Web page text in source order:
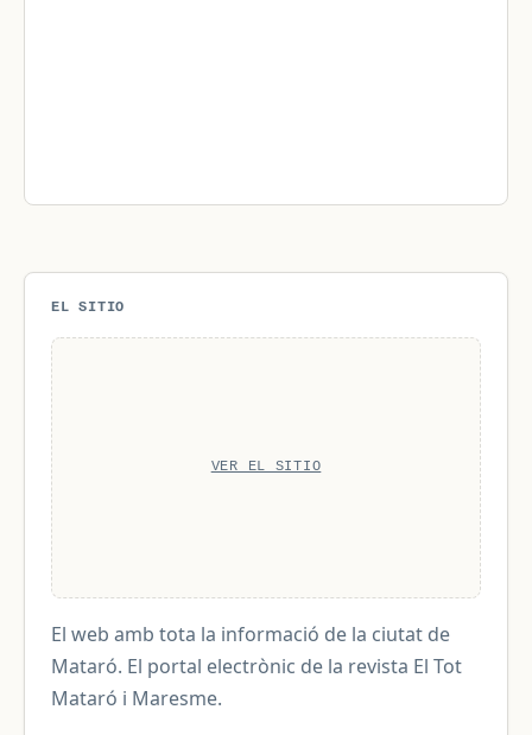
EL SITIO
VER EL SITIO
El web amb tota la informació de la ciutat de
Mataró. El portal electrònic de la revista El Tot
Mataró i Maresme.